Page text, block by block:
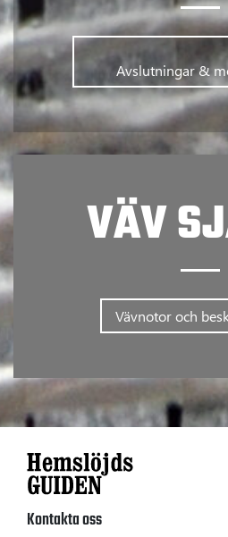
VÄV
Vävnotor och
Kontakta oss